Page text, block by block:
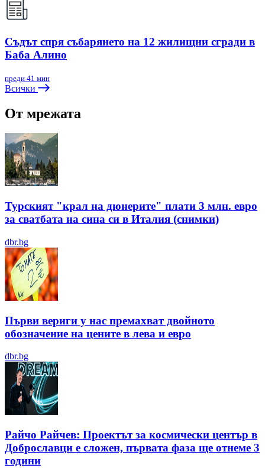
Съдът спря събарянето на 12 жилищни сгради в
Баба Алино
преди 41 мин
Всички
От мрежата
Турският "крал на дюнерите" плати 3 млн. евро
за сватбата на сина си в Италия (снимки)
dbr.bg
Първи вериги у нас премахват двойното
обозначение на цените в лева и евро
dbr.bg
Райчо Райчев: Проектът за космически център в
Доброславци е сложен, първата фаза ще отнеме 3
години